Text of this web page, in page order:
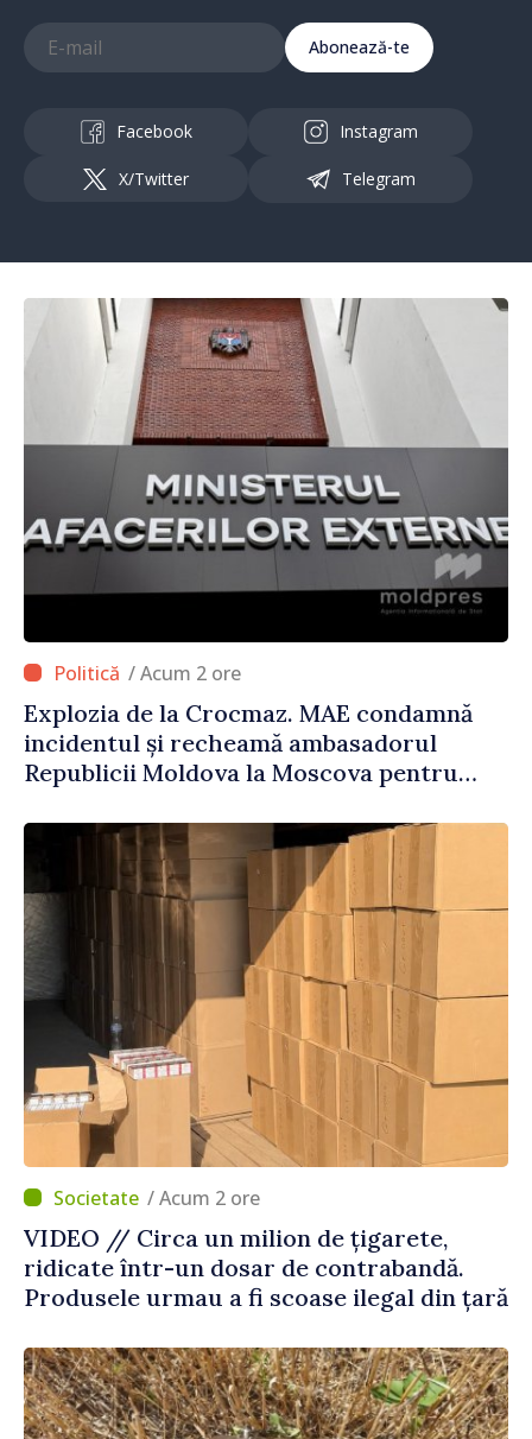
Abonează-te
Facebook Instagram
X/Twitter Telegram
/ Acum 2 ore
Explozia de la Crocmaz. MAE condamnă
incidentul și recheamă ambasadorul
Republicii Moldova la Moscova pentru
/ Acum 2 ore
VIDEO // Circa un milion de țigarete,
ridicate într-un dosar de contrabandă.
Produsele urmau a fi scoase ilegal din țară